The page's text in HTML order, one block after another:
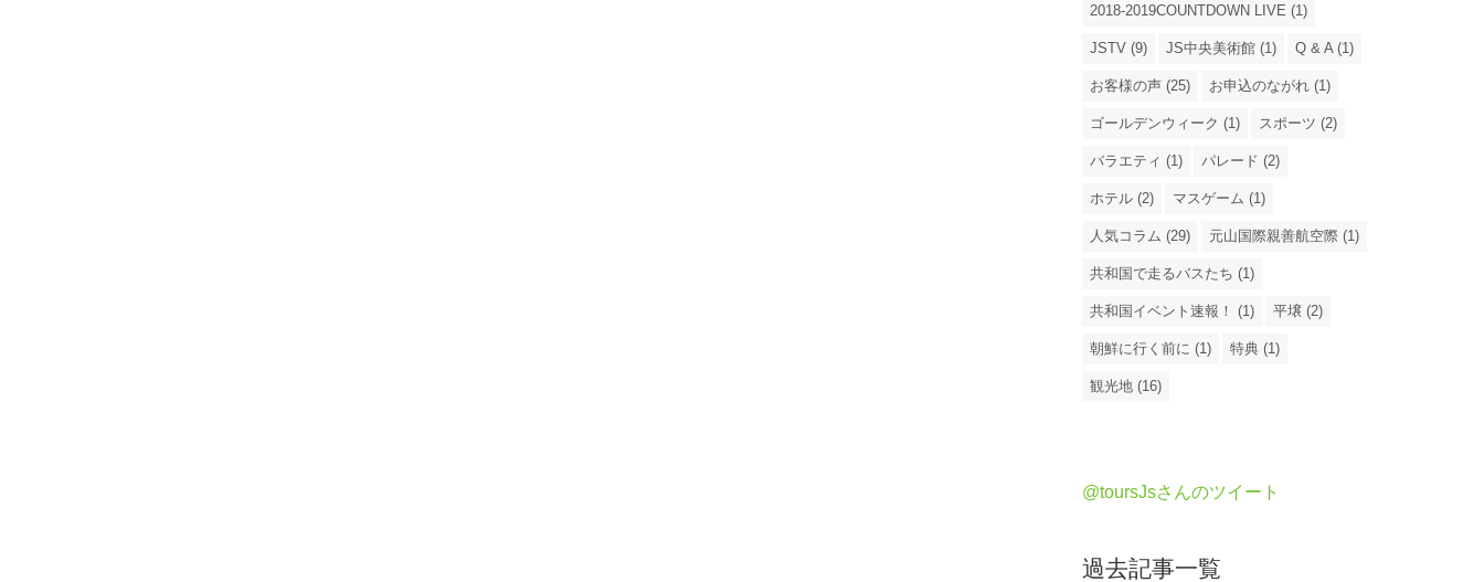
2018-2019COUNTDOWN LIVE (1)
JSTV (9) JS中央美術館 (1) Q & A (1)
お客様の声 (25) お申込のながれ (1)
ゴールデンウィーク (1) スポーツ (2)
バラエティ (1) パレード (2)
ホテル (2) マスゲーム (1)
人気コラム (29) 元山国際親善航空際 (1)
共和国で走るバスたち (1)
共和国イベント速報！ (1) 平壌 (2)
朝鮮に行く前に (1) 特典 (1)
観光地 (16)
@toursJsさんのツイート
過去記事一覧